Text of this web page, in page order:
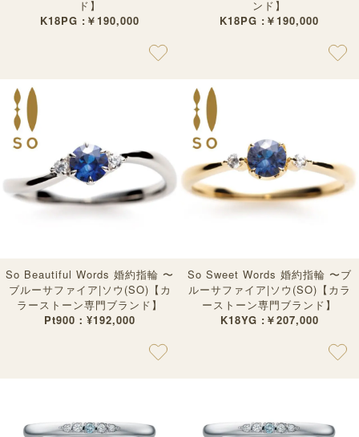
ド】
K18PG :￥190,000
ンド】
K18PG :￥190,000
So Beautiful Words 婚約指輪 〜
ブルーサファイア|ソウ(SO)【カ
ラーストーン専門ブランド】
Pt900：¥192,000
So Sweet Words 婚約指輪 〜ブ
ルーサファイア|ソウ(SO)【カラ
ーストーン専門ブランド】
K18YG :￥207,000